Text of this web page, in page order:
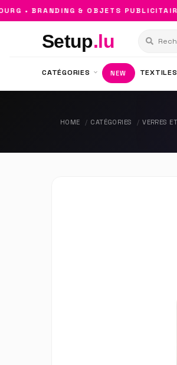
• BRANDING & OBJETS
Setup.lu
CATÉGORIES NEW TEXTILES
HOME CATÉGORIES VERRES